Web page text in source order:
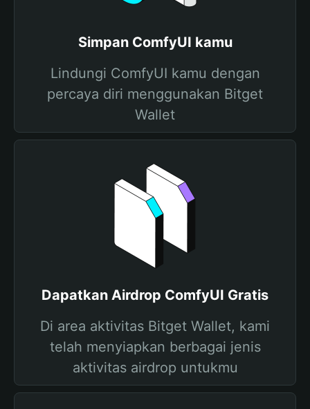
Simpan ComfyUI kamu
Lindungi ComfyUI kamu dengan
percaya diri menggunakan Bitget
Wallet
Dapatkan Airdrop ComfyUI Gratis
Di area aktivitas Bitget Wallet, kami
telah menyiapkan berbagai jenis
aktivitas airdrop untukmu